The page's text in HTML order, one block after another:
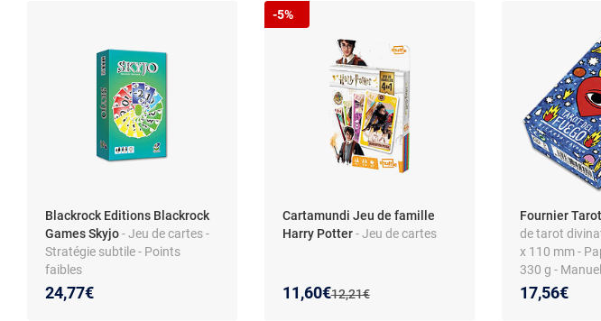
Blackrock Editions Blackrock
Games Skyjo- Jeu de cartes -
Stratégie subtile - Points
faibles
24,77€
Cartamundi Jeu de famille
Harry Potter- Jeu de cartes
Ancien prix :
12,21€
Nouveau prix :
11,60€
Réduction de :
-5%
Fournier
de tarot
x 110 mm -
330 g -
inclus
17,56€